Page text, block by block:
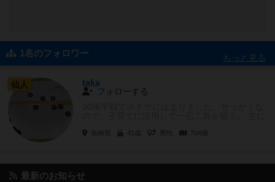
1名のフォロワー もっと見る
仙人
taka
フォローする
41歳 704個
最新のお知らせ